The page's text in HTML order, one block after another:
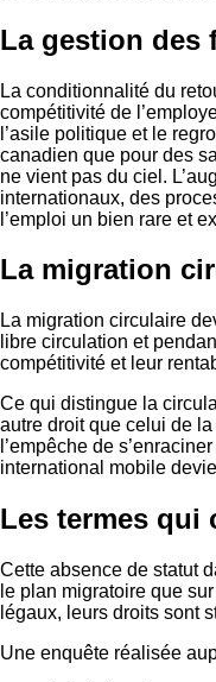
La gestion des
La conditionnalité du
compétitivité de
l’asile politique et le
canadien que pour des
ne vient pas du ciel.
internationaux, des
l’emploi un bien rare et
La migration
La migration circulaire
libre circulation et
compétitivité et leur
Ce qui distingue la
autre droit que celui de
l’empêche de
international mobile
Les termes qui
Cette absence de statut
le plan migratoire que
légaux, leurs droits sont
Une enquête réalisée